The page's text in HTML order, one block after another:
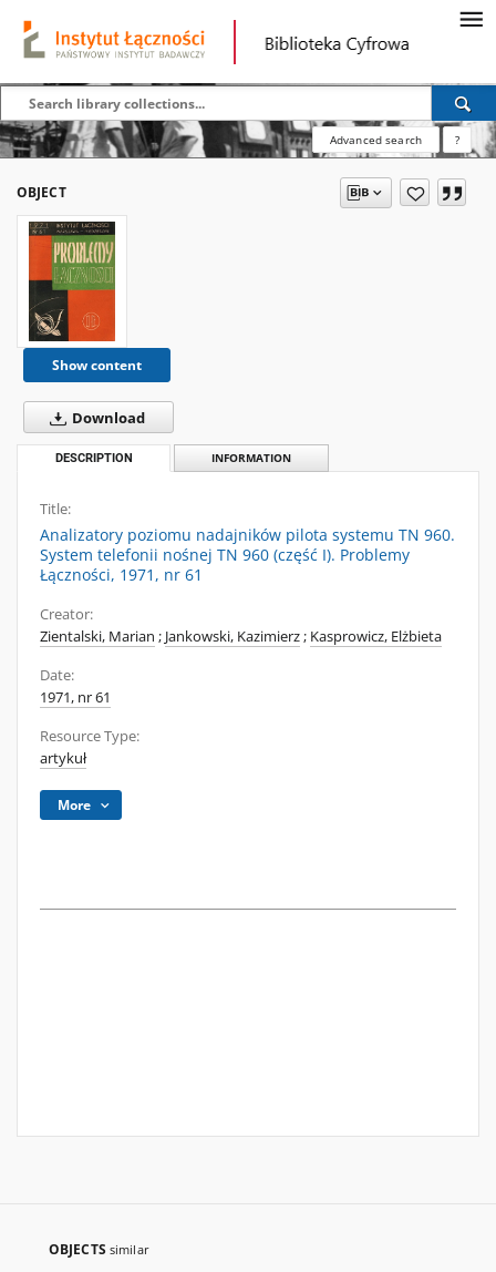
Advanced search ?
OBJECT
Show content
Download
DESCRIPTION INFORMATION
Title:
Analizatory poziomu nadajników pilota systemu TN 960.
System telefonii nośnej TN 960 (część I). Problemy
Łączności, 1971, nr 61
Creator:
Zientalski, Marian ; Jankowski, Kazimierz; Kasprowicz, Elżbieta
Date:
1971, nr 61
Resource Type:
artykuł
More
OBJECTS similar